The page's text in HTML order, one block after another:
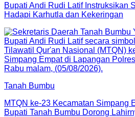
Bupati Andi Rudi Latif Instruksikan
Hadapi Karhutla dan Kekeringan
Tanah Bumbu
MTQN ke-23 Kecamatan Simpang
Bupati Tanah Bumbu Dorong